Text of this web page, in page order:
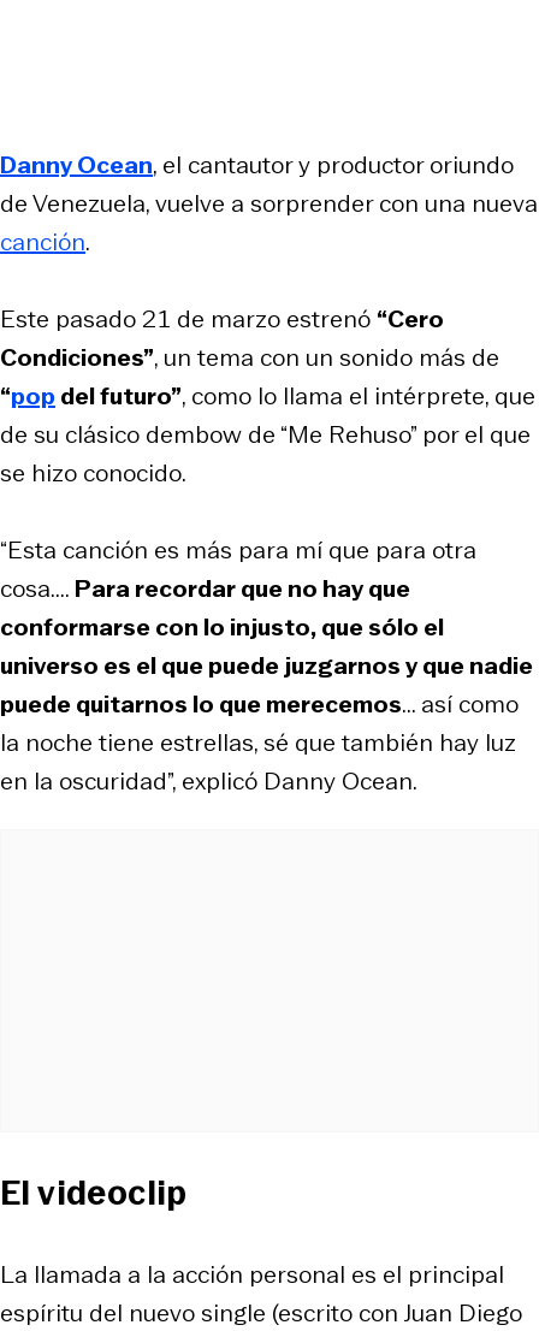
Danny Ocean, el cantautor y productor oriundo
de Venezuela, vuelve a sorprender con una nueva
canción.
Este pasado 21 de marzo estrenó “Cero
Condiciones”, un tema con un sonido más de
“pop del futuro”, como lo llama el intérprete, que
de su clásico dembow de “Me Rehuso” por el que
se hizo conocido.
“Esta canción es más para mí que para otra
cosa.... Para recordar que no hay que
conformarse con lo injusto, que sólo el
universo es el que puede juzgarnos y que nadie
puede quitarnos lo que merecemos... así como
la noche tiene estrellas, sé que también hay luz
en la oscuridad”, explicó Danny Ocean.
El videoclip
La llamada a la acción personal es el principal
espíritu del nuevo single (escrito con Juan Diego